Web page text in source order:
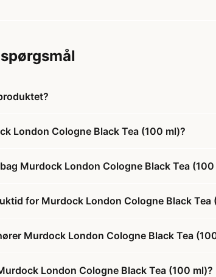
London Cologne Black Tea (100 ml)?
Murdock London Cologne Black Tea (100
for Murdock London Cologne Black Tea
Murdock London Cologne Black Tea
London Cologne Black Tea (100 ml)?